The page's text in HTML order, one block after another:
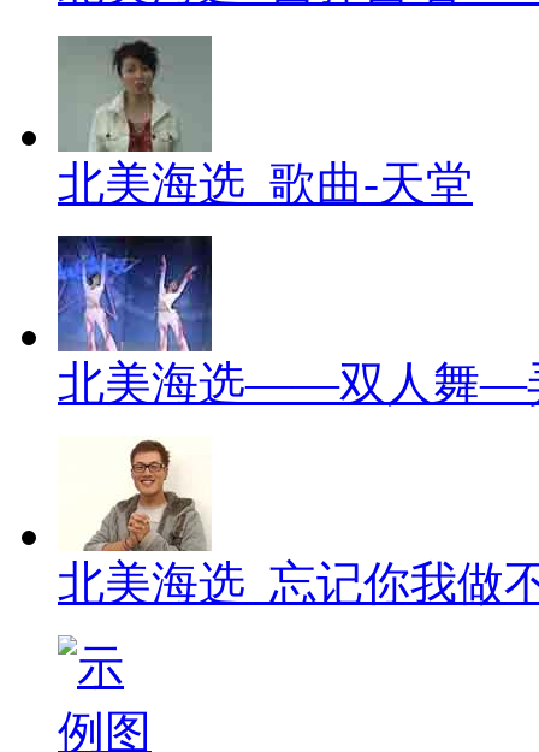
北美海选_歌曲-天堂
北美海选——双人舞—
北美海选_忘记你我做